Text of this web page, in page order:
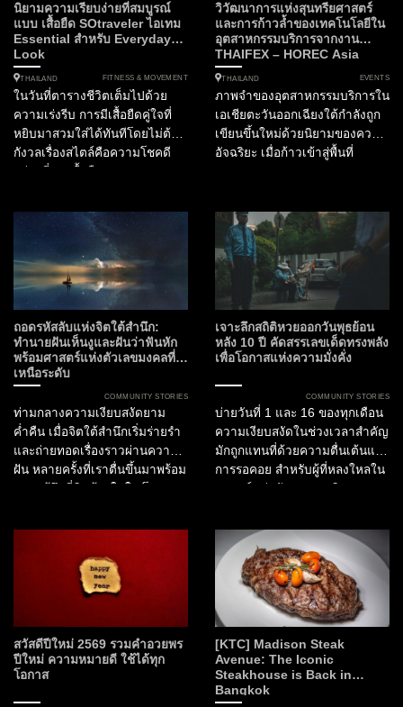
นิยามความเรียบง่ายที่สมบูรณ์
แบบ เสื้อยืด SOtraveler ไอเทม
Essential สำหรับ Everyday
Look
THAILAND FITNESS & MOVEMENT
ในวันที่ตารางชีวิตเต็มไปด้วย
ความเร่งรีบ การมีเสื้อยืดคู่ใจที่
หยิบมาสวมใส่ได้ทันทีโดยไม่ต้อง
กังวลเรื่องสไตล์คือความโชคดี
เพื่อเป็น “The Best Everyday
Tee” ที่ก้าวข้ามขีดจำกัดของ
เสื้อผ้าลำลองทั่วไป ด้วยดีไซน์ที่
เน้นความ Minimalist ตัดเย็บ
อย่างประณีต เพื่อให้คุณดูดีได้ใน
ทุกจังหวะชีวิต ไม่ว่าจะเป็นการ
ออกไปจิบกาแฟยามเช้า...
วิวัฒนาการแห่งสุนทรียศาสตร์
และการก้าวล้ำของเทคโนโลยีใน
อุตสาหกรรมบริการจากงาน
THAIFEX – HOREC Asia
2026
THAILAND EVENTS
ภาพจำของอุตสาหกรรมบริการใน
เอเชียตะวันออกเฉียงใต้กำลังถูก
เขียนขึ้นใหม่ด้วยนิยามของความ
อัจฉริยะ เมื่อก้าวเข้าสู่พื้นที่
นอกจากเครื่องจักรหรือ
เฟอร์นิเจอร์แล้ว เรายังสัมผัสกับ
“อนาคต” ที่ระบบอัตโนมัติ
ประสานเข้ากับศิลปะการออกแบบ
อย่างลงตัว งานครั้งที่สามนี้
ปิดฉากลงพร้อมสถิติอันน่าทึ่ง
สะท้อนให้เห็นว่าผู้ประกอบการระ
ดับไฮเอนด์ทั่วโลกต่างมุ่งหน้าสู่
ประเทศไทยในฐานะศูนย์กลาง
ถอดรหัสลับแห่งจิตใต้สำนึก:
ทำนายฝันเห็นงูและฝันว่าฟันหัก
พร้อมศาสตร์แห่งตัวเลขมงคลที่
เหนือระดับ
COMMUNITY STORIES
ท่ามกลางความเงียบสงัดยาม
ค่ำคืน เมื่อจิตใต้สำนึกเริ่มร่ายรำ
และถ่ายทอดเรื่องราวผ่านความ
ฝัน หลายครั้งที่เราตื่นขึ้นมาพร้อม
การสูญเสียฟัน ซึ่งตามศาสตร์
สัญลักษณ์สากลนั้น สิ่งเหล่านี้
ไม่ใช่เพียงความบังเอิญ แต่คือ
รหัสลับที่บ่งบอกถึงการ
จังหวะชีวิตที่กำลังจะมาถึง ใน
บทความนี้ เราจะพาทุกท่านไป
สำรวจความหมายที่ซ่อนอยู่ภาย
เจาะลึกสถิติหวยออกวันพุธย้อน
หลัง 10 ปี คัดสรรเลขเด็ดทรงพลัง
เพื่อโอกาสแห่งความมั่งคั่ง
COMMUNITY STORIES
บ่ายวันที่ 1 และ 16 ของทุกเดือน
ความเงียบสงัดในช่วงเวลาสำคัญ
มักถูกแทนที่ด้วยความตื่นเต้นและ
การรอคอย สำหรับผู้ที่หลงใหลใน
การทราบข้อมูลย้อนหลังไม่ใช่
เพียงแค่การมองอดีต แต่คือการ
อ่าน “รหัส” แห่งอนาคตเพื่อวาง
กลยุทธ์สู่ความมั่งคั่งอย่างมีชั้นเชิง
ในบทความนี้เราจะพาทุกท่านไป
สำรวจการเดินทางของตัวเลข
ตลอดหนึ่งทศวรรษที่ผ่านมา เพื่อ
ค้นหาความน่าจะเป็นที่ซ่อนอยู่
ภายใต้ตัวเลขรางวัลที่ 1 และเลข
ท้ายที่เคยสร้างตำนานมาแล้วนับ
สวัสดีปีใหม่ 2569 รวมคำอวยพร
ปีใหม่ ความหมายดี ใช้ได้ทุก
โอกาส
[KTC] Madison Steak
Avenue: The Iconic
Steakhouse is Back in
Bangkok